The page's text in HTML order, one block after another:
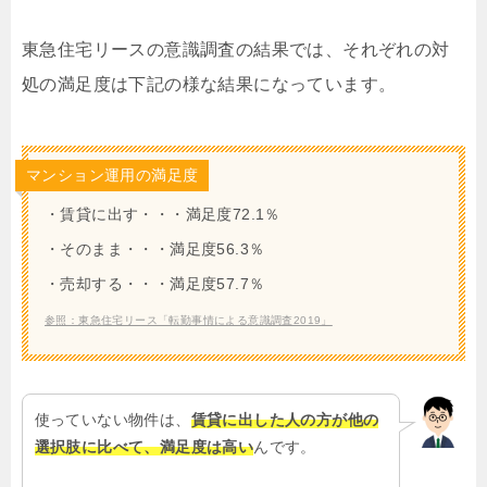
東急住宅リースの意識調査の結果では、それぞれの対
処の満足度は下記の様な結果になっています。
マンション運用の満足度
・賃貸に出す・・・満足度72.1％
・そのまま・・・満足度56.3％
・売却する・・・満足度57.7％
参照：東急住宅リース「転勤事情による意識調査2019」
使っていない物件は、 賃貸に出した人の方が他の
選択肢に比べて、満足度は高いんです。